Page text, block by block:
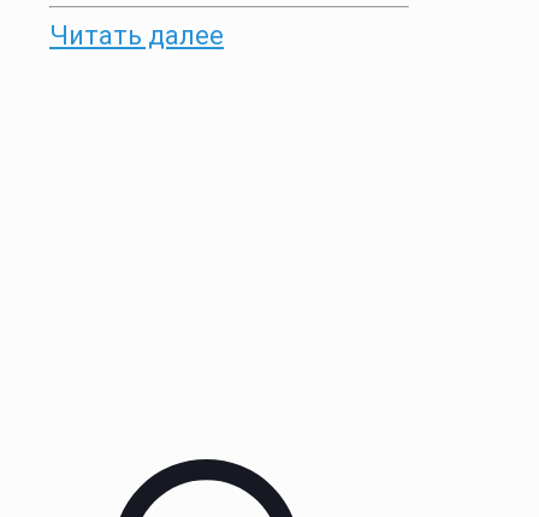
Читать далее